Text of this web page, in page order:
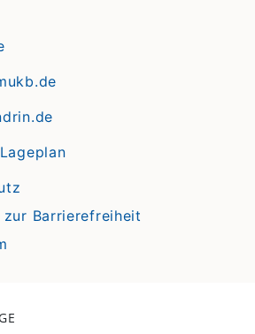
zur Barrierefreiheit